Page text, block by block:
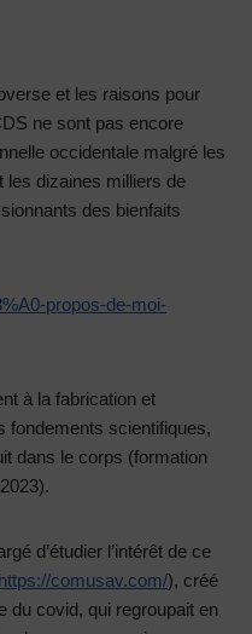
et les raisons pour
ne sont pas encore
occidentale malgré les
les dizaines milliers de
des bienfaits
propos-de-moi-
à la fabrication et
fondements scientifiques,
dans le corps (formation
d’étudier l’intérêt de ce
https://comusav.com/), créé
du covid, qui regroupait en